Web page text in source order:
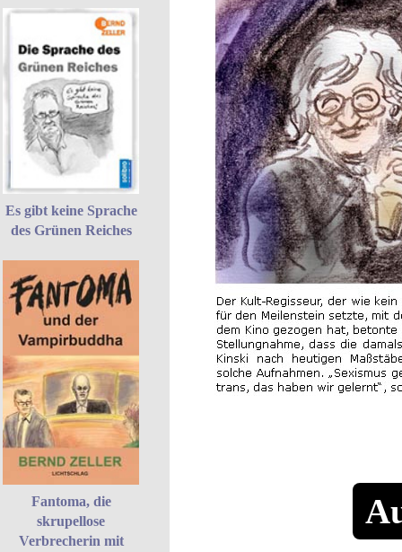
Es gibt keine Sprache
des Grünen Reiches
Fantoma, die
skrupellose
Verbrecherin mit